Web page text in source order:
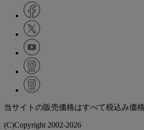
当サイトの販売価格はすべて税込み価格
(C)Copyright 2002-2026